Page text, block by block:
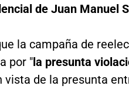
de Juan Manuel
la campaña de
por "la presunta
vista de la presunta